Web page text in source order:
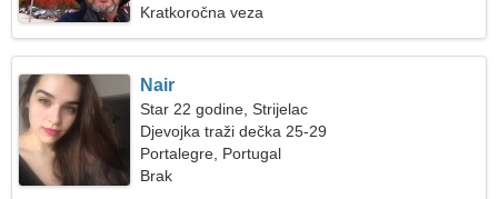
Kratkoročna veza
Nair
Star 22 godine, Strijelac
Djevojka traži dečka 25-29
Portalegre, Portugal
Brak